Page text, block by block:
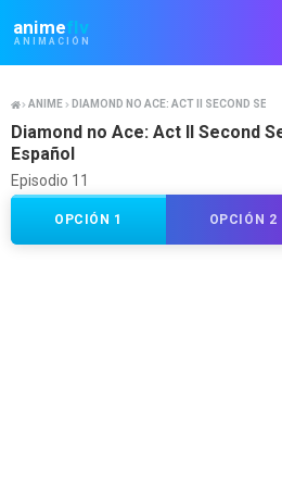
animeflv
ANIMACIÓN
Animeflv
ANIME DIAMOND NO ACE: ACT II SECOND
Diamond no Ace: Act II Second
Español
Episodio 11
OPCIÓN 1 OPCIÓN 2